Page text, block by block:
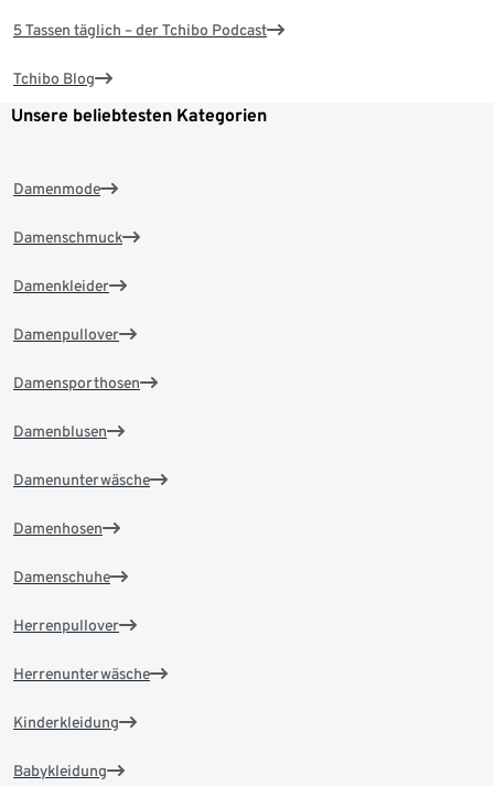
5 Tassen täglich – der Tchibo Podcast
Tchibo Blog
Unsere beliebtesten Kategorien
Damenmode
Damenschmuck
Damenkleider
Damenpullover
Damensporthosen
Damenblusen
Damenunterwäsche
Damenhosen
Damenschuhe
Herrenpullover
Herrenunterwäsche
Kinderkleidung
Babykleidung